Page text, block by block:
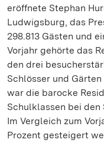
eröffnete Stephan
Ludwigsburg, das
298.813 Gästen und
Vorjahr gehörte das
den drei
Schlösser und
war die barocke
Schulklassen bei
Im Vergleich zum
Prozent gesteigert